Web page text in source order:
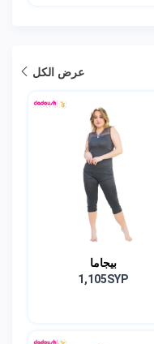
عرض الكل
بيجاما
1,105SYP